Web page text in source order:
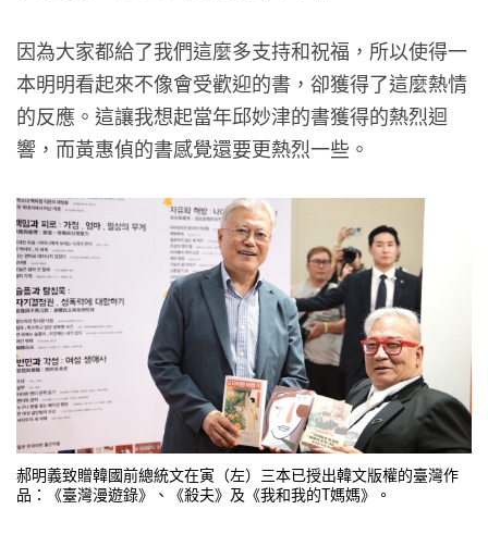
因為大家都給了我們這麼多支持和祝福，所以使得一
本明明看起來不像會受歡迎的書，卻獲得了這麼熱情
的反應。這讓我想起當年邱妙津的書獲得的熱烈迴
響，而黃惠偵的書感覺還要更熱烈一些。
郝明義致贈韓國前總統文在寅（左）三本已授出韓文版權的臺灣作
品：《臺灣漫遊錄》、《殺夫》及《我和我的T媽媽》。